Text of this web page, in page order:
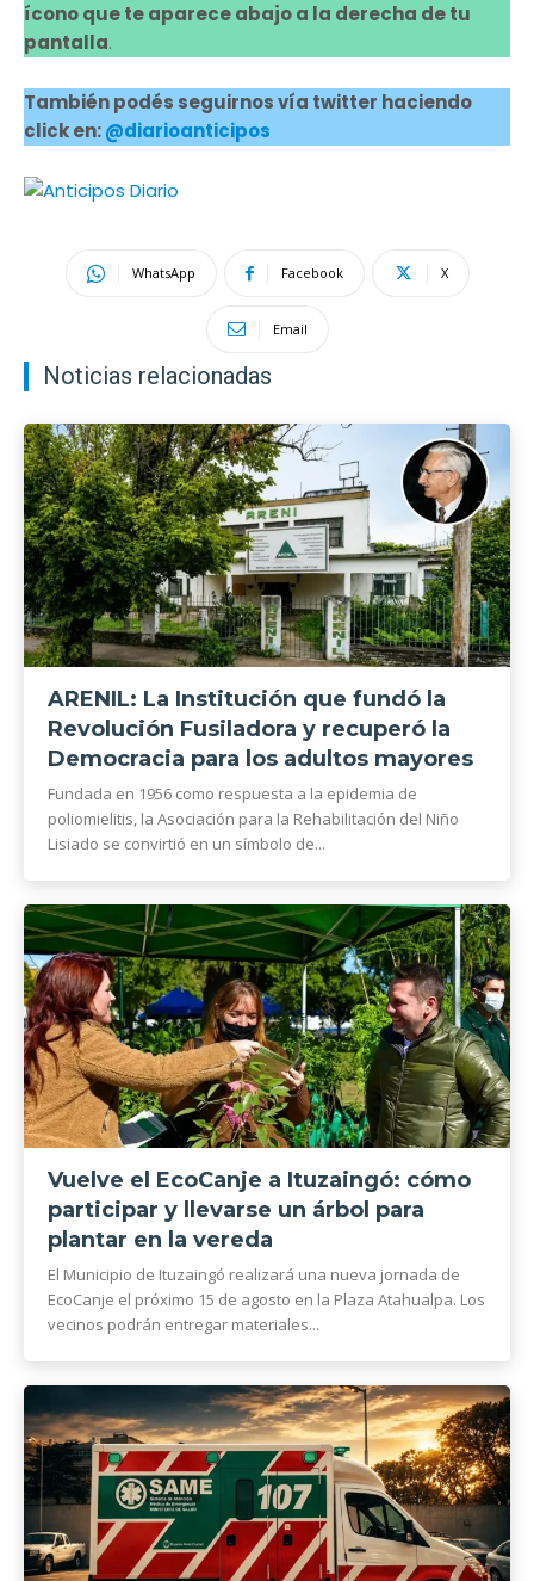
ícono que te aparece abajo a la derecha de tu
pantalla.
También podés seguirnos vía twitter haciendo
click en:@diarioanticipos
WhatsApp Facebook X
Email
Noticias relacionadas
ARENIL: La Institución que fundó la
Revolución Fusiladora y recuperó la
Democracia para los adultos mayores
Fundada en 1956 como respuesta a la epidemia de
poliomielitis, la Asociación para la Rehabilitación del Niño
Lisiado se convirtió en un símbolo de...
Vuelve el EcoCanje a Ituzaingó: cómo
participar y llevarse un árbol para
plantar en la vereda
El Municipio de Ituzaingó realizará una nueva jornada de
EcoCanje el próximo 15 de agosto en la Plaza Atahualpa. Los
vecinos podrán entregar materiales...